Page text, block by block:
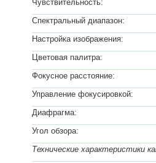
Чувствительность:
Спектральный диапазон:
Настройка изображения:
Цветовая палитра:
Фокусное расстояние:
Управление фокусировкой:
Диафрагма:
Угол обзора:
Технические характеристики